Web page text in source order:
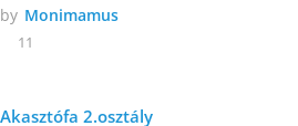
by Monimamus
11